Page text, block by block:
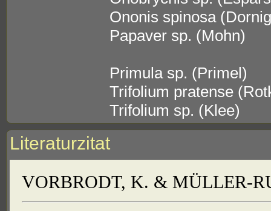
Ononis spinosa
Papaver sp. (Mohn)
Primula sp. (Primel)
Trifolium pratense
Trifolium sp. (Klee)
Literaturzitat
VORBRODT, K. & MÜLLER-